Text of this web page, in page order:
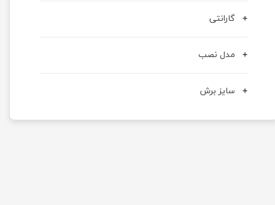
گارانتی
مدل نصب
سایز برش